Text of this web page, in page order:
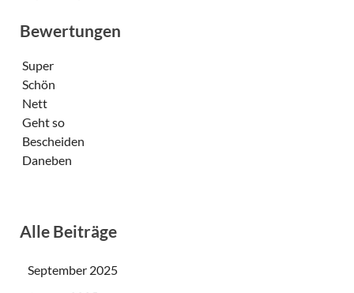
Bewertungen
Super
Schön
Nett
Geht so
Bescheiden
Daneben
Alle Beiträge
September 2025